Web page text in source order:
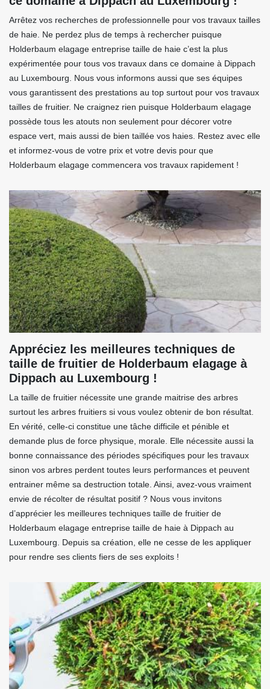
Arrêtez vos recherches de professionnelle pour vos travaux tailles
de haie. Ne perdez plus de temps à rechercher puisque
Holderbaum elagage entreprise taille de haie c’est la plus
expérimentée pour tous vos travaux dans ce domaine à Dippach
au Luxembourg. Nous vous informons aussi que ses équipes
vous garantissent des prestations au top surtout pour vos travaux
tailles de fruitier. Ne craignez rien puisque Holderbaum elagage
possède tous les atouts non seulement pour décorer votre
espace vert, mais aussi de bien taillée vos haies. Restez avec elle
et informez-vous de votre prix et votre devis pour que
Holderbaum elagage commencera vos travaux rapidement !
Appréciez les meilleures techniques de
taille de fruitier de Holderbaum elagage à
Dippach au Luxembourg !
La taille de fruitier nécessite une grande maitrise des arbres
surtout les arbres fruitiers si vous voulez obtenir de bon résultat.
En vérité, celle-ci constitue une tâche difficile et pénible et
demande plus de force physique, morale. Elle nécessite aussi la
bonne connaissance des périodes spécifiques pour les travaux
sinon vos arbres perdent toutes leurs performances et peuvent
entrainer même sa destruction totale. Ainsi, avez-vous vraiment
envie de récolter de résultat positif ? Nous vous invitons
d’apprécier les meilleures techniques taille de fruitier de
Holderbaum elagage entreprise taille de haie à Dippach au
Luxembourg. Depuis sa création, elle ne cesse de les appliquer
pour rendre ses clients fiers de ses exploits !